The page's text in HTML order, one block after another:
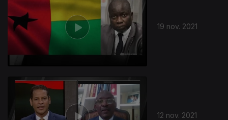
19 nov. 2021
12 nov. 2021